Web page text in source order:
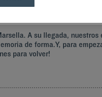
A su llegada,
de forma.Y, para
para volver!